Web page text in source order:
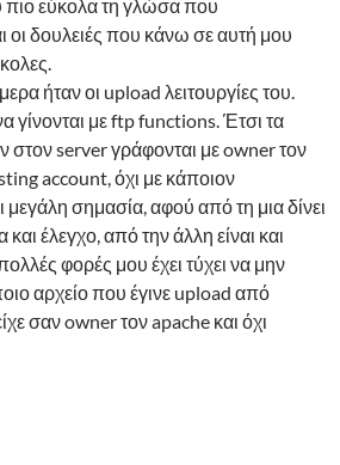
πιο εύκολα τη γλώσα που
οι δουλειές που κάνω σε αυτή μου
ήταν οι upload λειτουργίες του.
γίνονται με ftp functions. Έτσι τα
στον server γράφονται με owner τον
account, όχι με κάποιον
σημασία, αφού από τη μια δίνει
έλεγχο, από την άλλη είναι και
φορές μου έχει τύχει να μην
αρχείο που έγινε upload από
σαν owner τον apache και όχι